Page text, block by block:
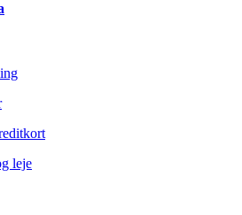
leje